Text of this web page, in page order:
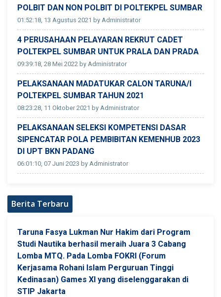
POLBIT DAN NON POLBIT DI POLTEKPEL SUMBAR
01:52:18, 13 Agustus 2021 by Administrator
4 PERUSAHAAN PELAYARAN REKRUT CADET
POLTEKPEL SUMBAR UNTUK PRALA DAN PRADA
09:39:18, 28 Mei 2022 by Administrator
PELAKSANAAN MADATUKAR CALON TARUNA/I
POLTEKPEL SUMBAR TAHUN 2021
08:23:28, 11 Oktober 2021 by Administrator
PELAKSANAAN SELEKSI KOMPETENSI DASAR
SIPENCATAR POLA PEMBIBITAN KEMENHUB 2023
DI UPT BKN PADANG
06:01:10, 07 Juni 2023 by Administrator
Berita Terbaru
Taruna Fasya Lukman Nur Hakim dari Program
Studi Nautika berhasil meraih Juara 3 Cabang
Lomba MTQ. Pada Lomba FOKRI (Forum
Kerjasama Rohani Islam Perguruan Tinggi
Kedinasan) Games XI yang diselenggarakan di
STIP Jakarta